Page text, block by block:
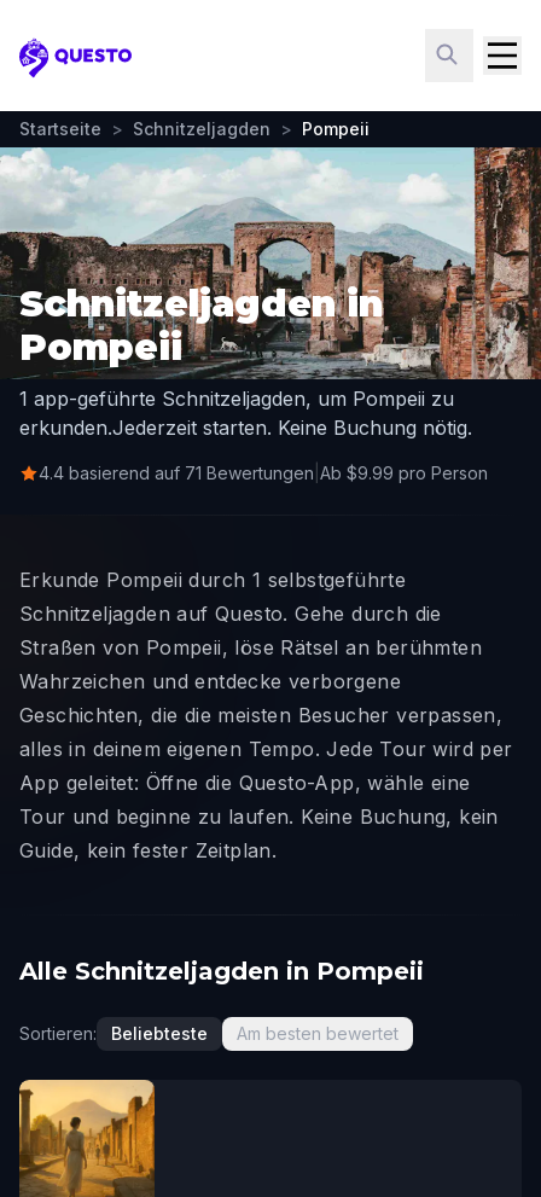
Questo
Startseite > Schnitzeljagden > Pompeii
Schnitzeljagden in
Pompeii
1 app-geführte Schnitzeljagden, um Pompeii zu
erkunden.Jederzeit starten. Keine Buchung nötig.
4.4 basierend auf 71 Bewertungen Ab $9.99 pro Person
Erkunde Pompeii durch 1 selbstgeführte
Schnitzeljagden auf Questo. Gehe durch die
Straßen von Pompeii, löse Rätsel an berühmten
Wahrzeichen und entdecke verborgene
Geschichten, die die meisten Besucher verpassen,
alles in deinem eigenen Tempo. Jede Tour wird per
App geleitet: Öffne die Questo-App, wähle eine
Tour und beginne zu laufen. Keine Buchung, kein
Guide, kein fester Zeitplan.
Alle Schnitzeljagden in Pompeii
Sortieren: Beliebteste Am besten bewertet